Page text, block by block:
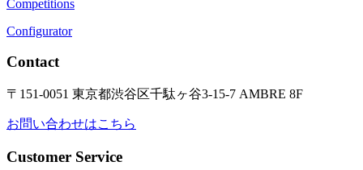
Competitions
Configurator
Contact
〒151-0051 東京都渋谷区千駄ヶ谷3-15-7 AMBRE 8F
お問い合わせはこちら
Customer Service